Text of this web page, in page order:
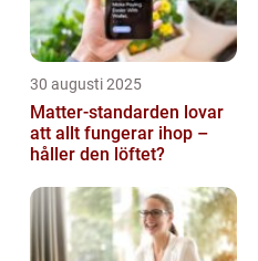
30 augusti 2025
Matter-standarden lovar
att allt fungerar ihop –
håller den löftet?